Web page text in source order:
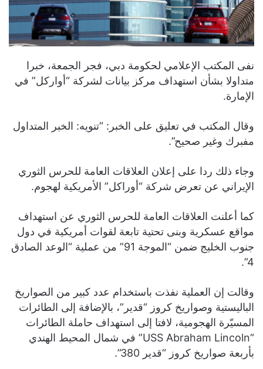
نفى المكتب الإعلامي لحكومة دبي، فجر الجمعة، خبرا
متداولا بشأن استهداف مركز بيانات لشركة “أواركل” في
الإمارة.
وقال المكتب في تعليق على الخبر: “تنويه: الخبر المتداول
مفبرك وغير صحيح”.
وجاء ذلك ردا على إعلان العلاقات العامة للحرس الثوري
الإيراني عن تعرض شركة “أوراكل” الأمريكية لهجوم.
كما أعلنت العلاقات العامة للحرس الثوري عن استهداف
مواقع عسكرية وبنى تحتية تابعة لقوات أمريكية في دول
جنوب الخليج ضمن “الموجة 91” من عملية “الوعد الصادق
4”.
وقالت إن العملية نفذت باستخدام عدد كبير من الصواريخ
الباليستية وصواريخ كروز “قدير”، بالإضافة إلى الطائرات
المسيّرة الهجومية، لافتا إلى استهداف حاملة الطائرات
“USS Abraham Lincoln” في شمال المحيط الهندي
بأربعة صواريخ كروز “قدير 380”.